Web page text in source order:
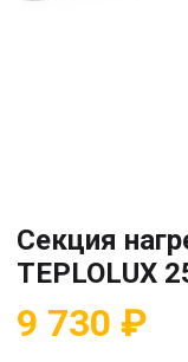
Секция
TEPLOLUX
9 730 ₽